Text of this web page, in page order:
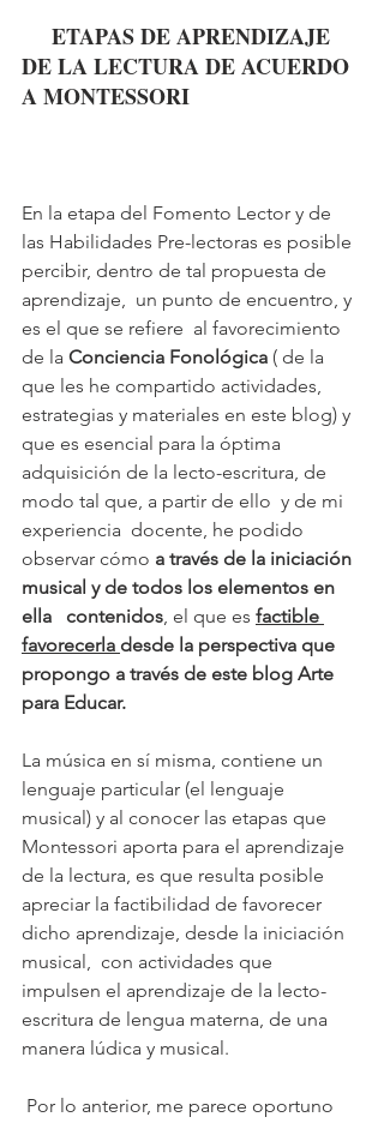
DE LA LECTURA DE ACUERDO
A MONTESSORI
En la etapa del Fomento Lector y de
las Habilidades Pre-lectoras es posible
percibir, dentro de tal propuesta de
aprendizaje,  un punto de encuentro, y
es el que se refiere  al favorecimiento
de la Conciencia Fonológica ( de la
que les he compartido actividades,
estrategias y materiales en este blog) y
que es esencial para la óptima
adquisición de la lecto-escritura, de
modo tal que, a partir de ello  y de mi
experiencia  docente, he podido
observar cómo a través de la iniciación
musical y de todos los elementos en
ella   contenidos , el que es factible
favorecerla desde la perspectiva que
propongo a través de este blog Arte
para Educar.
La música en sí misma, contiene un
lenguaje particular (el lenguaje
musical) y al conocer las etapas que
Montessori aporta para el aprendizaje
de la lectura, es que resulta posible
apreciar la factibilidad de favorecer
dicho aprendizaje, desde la iniciación
musical,  con actividades que
impulsen el aprendizaje de la lecto-
escritura de lengua materna, de una
manera lúdica y musical.